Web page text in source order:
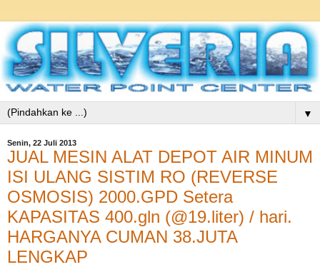
▼
Senin, 22 Juli 2013
JUAL MESIN ALAT DEPOT AIR MINUM
ISI ULANG SISTIM RO (REVERSE
OSMOSIS) 2000.GPD Setera
KAPASITAS 400.gln (@19.liter) / hari.
HARGANYA CUMAN 38.JUTA
LENGKAP